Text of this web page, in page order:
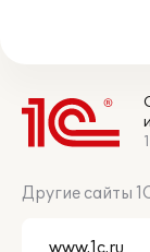
Другие сайты